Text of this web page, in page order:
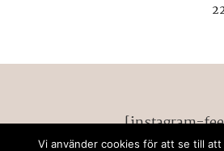
[instagram-
Vi använder cookies för att se till